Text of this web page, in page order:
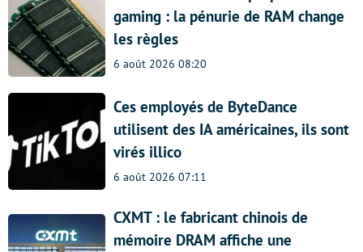
gaming : la pénurie de RAM change
les règles
6 août 2026 08:20
Ces employés de ByteDance
utilisent des IA américaines, ils sont
virés illico
6 août 2026 07:11
CXMT : le fabricant chinois de
mémoire DRAM affiche une